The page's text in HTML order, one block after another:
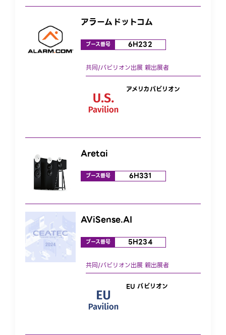
アラームドットコム
ブース番号 6H232
アメリカパビリオン
Aretai
ブース番号 6H331
AViSense.AI
ブース番号 5H234
EU パビリオン